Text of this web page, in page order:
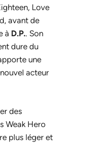
, Love
, avant de
à D.P.. Son
dure du
une
acteur
des
Weak Hero
plus léger et